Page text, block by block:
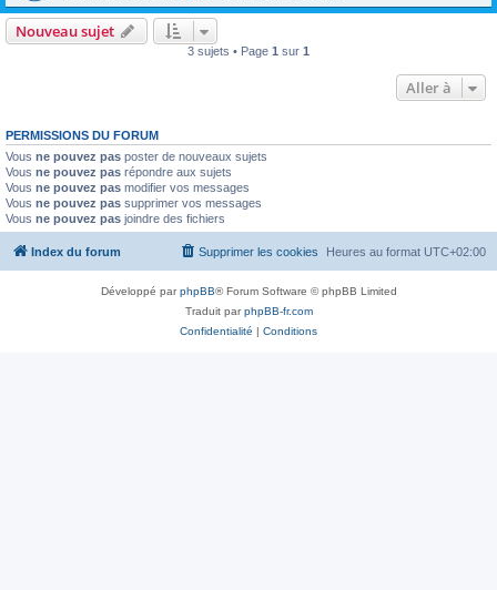
Nouveau sujet
3 sujets • Page 1 sur 1
Aller à
PERMISSIONS DU FORUM
Vous ne pouvez pas poster de nouveaux sujets
Vous ne pouvez pas répondre aux sujets
Vous ne pouvez pas modifier vos messages
Vous ne pouvez pas supprimer vos messages
Vous ne pouvez pas joindre des fichiers
Index du forum Heures au format UTC+02:00
Supprimer les cookies
Développé parphpBB® Forum Software © phpBB Limited
Traduit parphpBB-fr.com
Confidentialité | Conditions